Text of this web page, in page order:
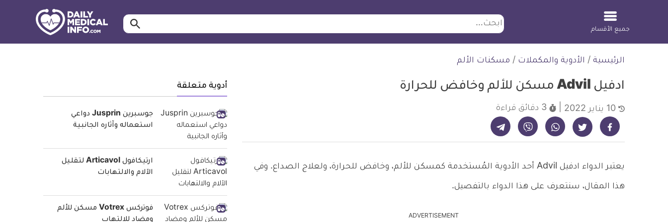
ابحث ابحث…
جميع الأقسام
الرئيسية / الأدوية والمكملات / مسكنات الألم
ادفيل Advil مسكن للألم وخافض للحرارة
3 دقائق قراءة
شارك على فيسبوك - ديلي ميديكال انفو شارك على تويتر - ديلي ميديكال انفو شارك على واتساب - ديلي ميديكال انفو شارك على فايبر - ديلي ميديكال انفو شارك على تيليجرام - ديلي ميديكال انفو
يعتبر الدواء ادفيل Advil أحد الأدوية المُستخدمة كمسكن للألم، وخافض للحرارة، ولعلاج الصداع. وفي
هذا المقال، سنتعرف على هذا الدواء بالتفصيل.
ADVERTISEMENT
أدوية متعلقة
جوسبرين Jusprin دواعي
استعماله وآثاره الجانبية
ارتيكافول Articavol لتقليل
الآلام والالتهابات
فوتركس Votrex مسكن للألم
ومضاد للالتهاب